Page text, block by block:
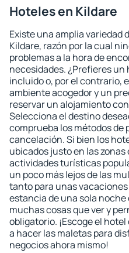
Hoteles en Kildare
Existe una amplia variedad
Kildare, razón por la cual
problemas a la hora de
necesidades. ¿Prefieres
incluido o, por el contrario,
ambiente acogedor y un
reservar un alojamiento
Selecciona el destino
comprueba los métodos de
cancelación. Si bien los
ubicados justo en las
actividades turísticas
un poco más lejos de las
tanto para unas
estancia de una sola
muchas cosas que ver y
obligatorio. ¡Escoge el
a hacer las maletas para
negocios ahora mismo!